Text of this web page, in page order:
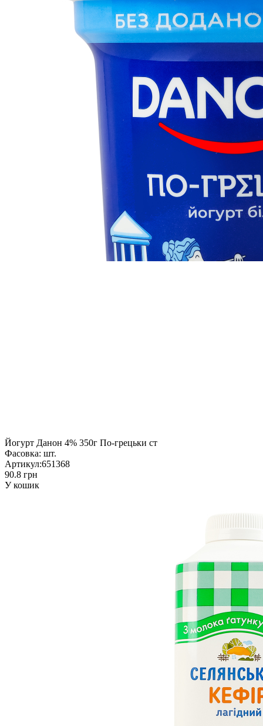
Йогурт Данон 4% 350г По-грецьки ст
Фасовка: шт.
Артикул:651368
90.8 грн
У кошик